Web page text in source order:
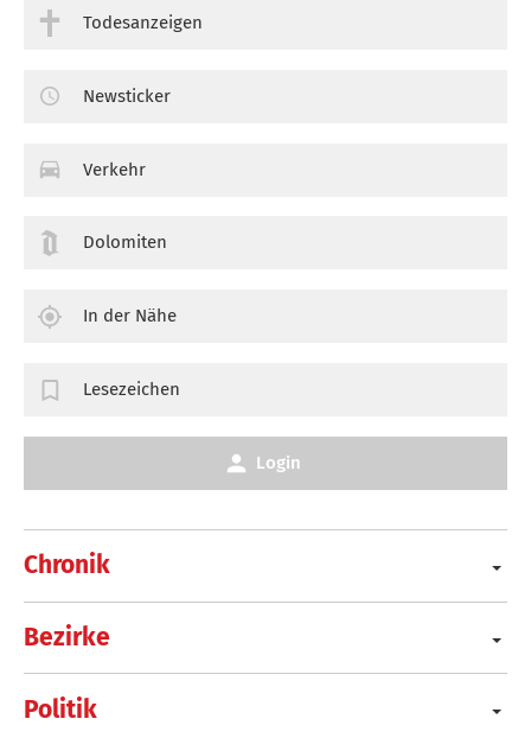
Chronik
Bezirke
Politik
Todesanzeigen
Newsticker
Verkehr
Dolomiten
In der Nähe
Lesezeichen
Login